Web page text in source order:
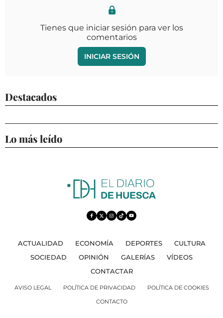
Tienes que iniciar sesión para ver los
comentarios
INICIAR SESIÓN
Destacados
Lo más leído
ACTUALIDAD ECONOMÍA DEPORTES
CULTURA
SOCIEDAD
OPINIÓN GALERÍAS
VÍDEOS
CONTACTAR
AVISO LEGAL POLÍTICA DE PRIVACIDAD
POLÍTICA DE COOKIES
CONTACTO